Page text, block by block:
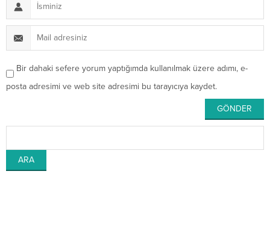
Bir dahaki sefere yorum yaptığımda kullanılmak üzere adımı, e-
posta adresimi ve web site adresimi bu tarayıcıya kaydet.